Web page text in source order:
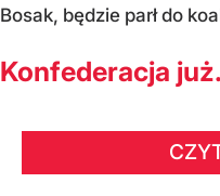
Bosak, będzie parł do
Konfederacja